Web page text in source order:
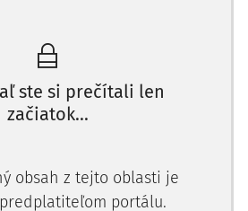
ste si prečítali len
začiatok...
obsah z tejto oblasti je
portálu.